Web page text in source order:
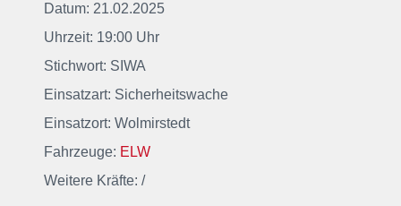
Datum: 21.02.2025
Uhrzeit: 19:00 Uhr
Stichwort: SIWA
Einsatzart: Sicherheitswache
Einsatzort: Wolmirstedt
Fahrzeuge: ELW
Weitere Kräfte: /